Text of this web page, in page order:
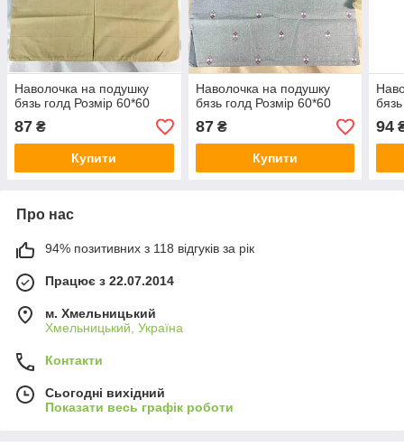
Наволочка на подушку
бязь голд Розмір 60*60
87 ₴
Купити
Наволочка на подушку
бязь голд Розмір 60*60
87₴
Купити
94
Про нас
94% позитивних з 118 відгуків за рік
Працює з 22.07.2014
м. Хмельницький
Хмельницький, Україна
Контакти
Сьогодні вихідний
Показати весь графік роботи